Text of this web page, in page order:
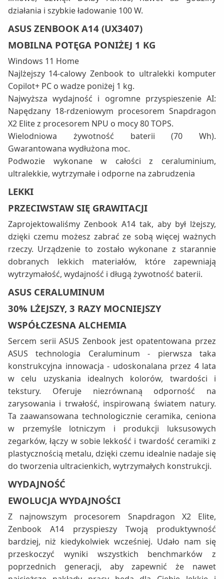
działania i szybkie ładowanie 100 W.
ASUS ZENBOOK A14 (UX3407)
MOBILNA POTĘGA PONIŻEJ 1 KG
Windows 11 Home
Najlżejszy 14-calowy Zenbook to ultralekki komputer
Copilot+ PC o wadze poniżej 1 kg.
Najwyższa wydajność i ogromne przyspieszenie AI:
Napędzany 18-rdzeniowym procesorem Snapdragon
X2 Elite z procesorem NPU o mocy 80 TOPS.
Wielodniowa żywotność baterii (70 Wh).
Gwarantowana wydłużona moc.
Podwozie wykonane w całości z ceraluminium,
ultralekkie, wytrzymałe i odporne na zabrudzenia
LEKKI
PRZECIWSTAW SIĘ GRAWITACJI
Zaprojektowaliśmy Zenbook A14 tak, aby był lżejszy,
dzięki czemu możesz zabrać ze sobą więcej ważnych
rzeczy. Urządzenie to zostało wykonane z starannie
dobranych lekkich materiałów, które zapewniają
wytrzymałość, wydajność i długą żywotność baterii.
ASUS CERALUMINUM
30% LŻEJSZY, 3 RAZY MOCNIEJSZY
WSPÓŁCZESNA ALCHEMIA
Sercem serii ASUS Zenbook jest opatentowana przez
ASUS technologia Ceraluminum - pierwsza taka
konstrukcyjna innowacja - udoskonalana przez 4 lata
w celu uzyskania idealnych kolorów, twardości i
tekstury. Oferuje niezrównaną odporność na
zarysowania i trwałość, inspirowaną światem natury.
Ta zaawansowana technologicznie ceramika, ceniona
w przemyśle lotniczym i produkcji luksusowych
zegarków, łączy w sobie lekkość i twardość ceramiki z
plastycznością metalu, dzięki czemu idealnie nadaje się
do tworzenia ultracienkich, wytrzymałych konstrukcji.
WYDAJNOŚĆ
EWOLUCJA WYDAJNOŚCI
Z najnowszym procesorem Snapdragon X2 Elite,
Zenbook A14 przyspieszy Twoją produktywność
bardziej, niż kiedykolwiek wcześniej. Udało nam się
przeskoczyć wyniki wszystkich benchmarków z
poprzednich generacji, aby zapewnić że nawet